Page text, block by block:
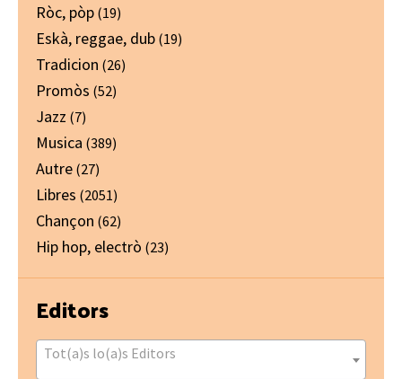
Ròc, pòp (19)
Eskà, reggae, dub (19)
Tradicion (26)
Promòs (52)
Jazz (7)
Musica (389)
Autre (27)
Libres (2051)
Chançon (62)
Hip hop, electrò (23)
Editors
Tot(a)s lo(a)s Editors